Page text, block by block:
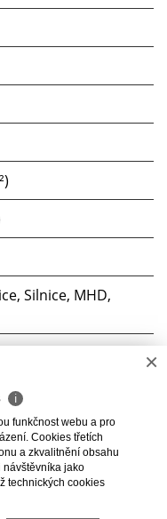
Silnice, MHD,
×
ℹ
funkčnost webu a pro
Cookies třetích
a zkvalitnění obsahu
návštěvníka jako
technických cookies